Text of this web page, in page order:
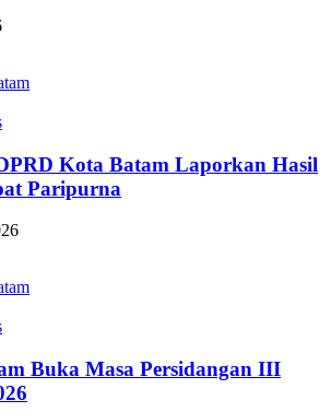
Kota Batam Laporkan Hasil
Paripurna
Buka Masa Persidangan III